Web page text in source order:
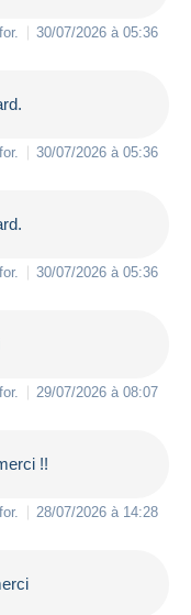
for. 30/07/2026 à 05:36
for. 30/07/2026 à 05:36
for. 30/07/2026 à 05:36
for. 29/07/2026 à 08:07
!!
for. 28/07/2026 à 14:28